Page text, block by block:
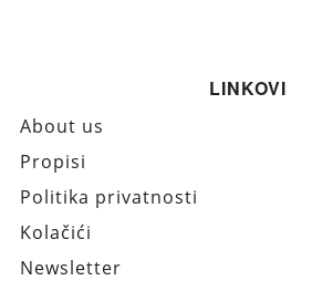
LINKOVI
About us
Propisi
Politika privatnosti
Kolačići
Newsletter